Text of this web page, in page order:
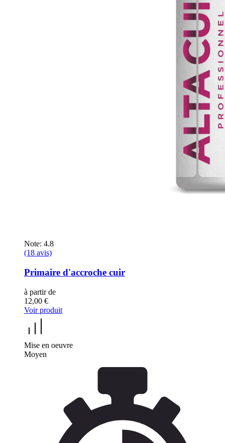
Note: 4.8
(18 avis)
Primaire d'accroche cuir
à partir de
12,00 €
Voir produit
Mise en oeuvre
Moyen